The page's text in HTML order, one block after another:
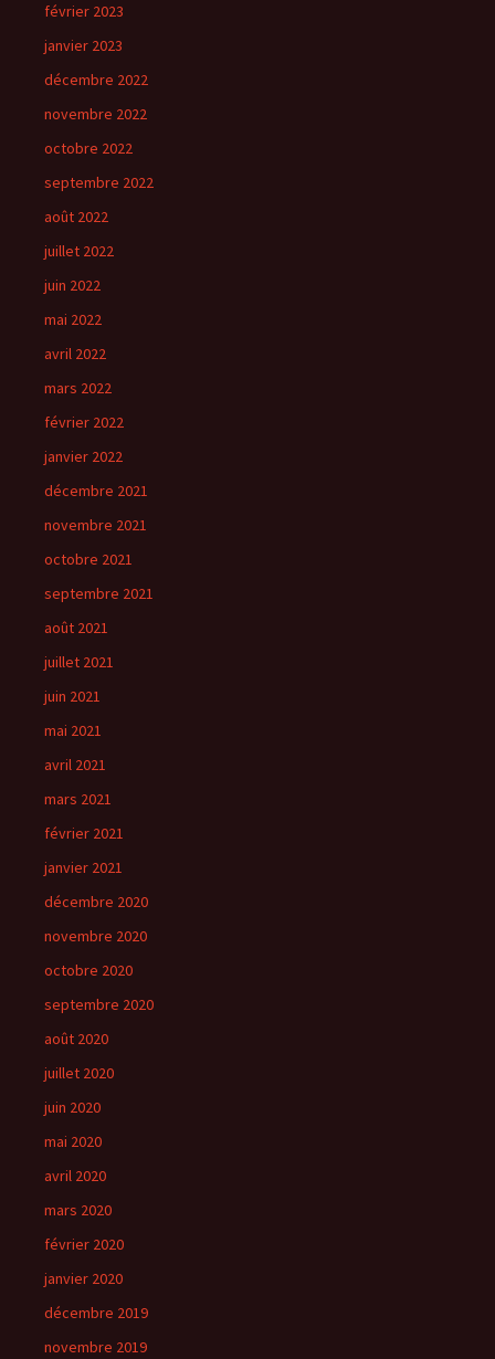
février 2023
janvier 2023
décembre 2022
novembre 2022
octobre 2022
septembre 2022
août 2022
juillet 2022
juin 2022
mai 2022
avril 2022
mars 2022
février 2022
janvier 2022
décembre 2021
novembre 2021
octobre 2021
septembre 2021
août 2021
juillet 2021
juin 2021
mai 2021
avril 2021
mars 2021
février 2021
janvier 2021
décembre 2020
novembre 2020
octobre 2020
septembre 2020
août 2020
juillet 2020
juin 2020
mai 2020
avril 2020
mars 2020
février 2020
janvier 2020
décembre 2019
novembre 2019